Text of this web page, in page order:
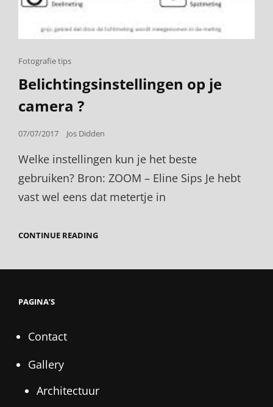
Cat
Fotografie tips
Belichtingsinstellingen op je
camera ?
Posted
07/07/2017 Jos Didden
Welke instellingen kun je het beste
gebruiken? Bron: ZOOM – Eline Sips Je hebt
vast wel eens dat metertje in
CONTINUE READINGBELICHTINGSINSTELLINGEN
PAGINA’S
Contact
Gallery
Architectuur